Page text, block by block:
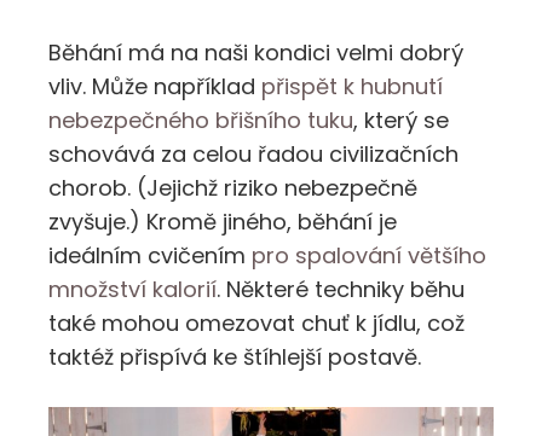
Běhání má na naši kondici velmi dobrý
vliv. Může například přispět k hubnutí
nebezpečného břišního tuku, který se
schovává za celou řadou civilizačních
chorob. (Jejichž riziko nebezpečně
zvyšuje.) Kromě jiného, běhání je
ideálním cvičením pro spalování většího
množství kalorií. Některé techniky běhu
také mohou omezovat chuť k jídlu, což
taktéž přispívá ke štíhlejší postavě.